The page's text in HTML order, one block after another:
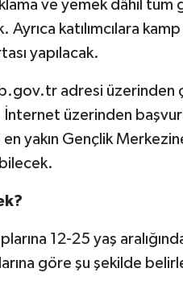
ve yemek dâhil tüm
Ayrıca katılımcılara
yapılacak.
adresi üzerinden
üzerinden
yakın Gençlik
12-25 yaş
göre şu şekilde